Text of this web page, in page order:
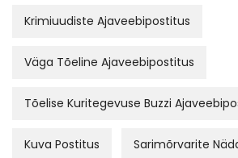
Krimiuudiste Ajaveebipostitus
Väga Tõeline Ajaveebipostitus
Tõelise Kuritegevuse Buzzi
Kuva Postitus Sarimõrvarite